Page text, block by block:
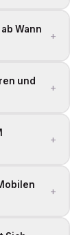
Wann
+
und
+
+
+